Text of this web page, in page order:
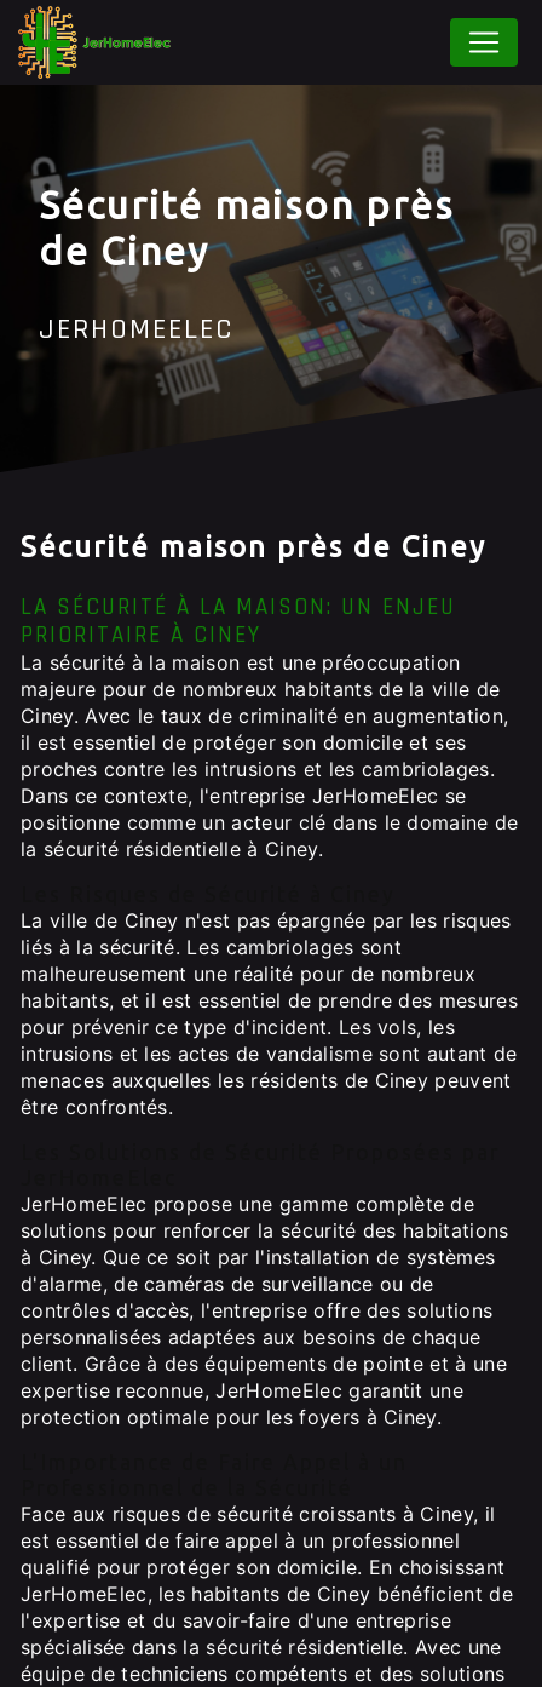
Sécurité maison près
de Ciney
JERHOMEELEC
Sécurité maison près de Ciney
LA SÉCURITÉ À LA MAISON: UN ENJEU
PRIORITAIRE À CINEY
La sécurité à la maison est une préoccupation
majeure pour de nombreux habitants de la ville de
Ciney. Avec le taux de criminalité en augmentation,
il est essentiel de protéger son domicile et ses
proches contre les intrusions et les cambriolages.
Dans ce contexte, l'entreprise JerHomeElec se
positionne comme un acteur clé dans le domaine de
la sécurité résidentielle à Ciney.
La ville de Ciney n'est pas épargnée par les risques
liés à la sécurité. Les cambriolages sont
malheureusement une réalité pour de nombreux
habitants, et il est essentiel de prendre des mesures
pour prévenir ce type d'incident. Les vols, les
intrusions et les actes de vandalisme sont autant de
menaces auxquelles les résidents de Ciney peuvent
être confrontés.
JerHomeElec propose une gamme complète de
solutions pour renforcer la sécurité des habitations
à Ciney. Que ce soit par l'installation de systèmes
d'alarme, de caméras de surveillance ou de
contrôles d'accès, l'entreprise offre des solutions
personnalisées adaptées aux besoins de chaque
client. Grâce à des équipements de pointe et à une
expertise reconnue, JerHomeElec garantit une
protection optimale pour les foyers à Ciney.
Face aux risques de sécurité croissants à Ciney, il
est essentiel de faire appel à un professionnel
qualifié pour protéger son domicile. En choisissant
JerHomeElec, les habitants de Ciney bénéficient de
l'expertise et du savoir-faire d'une entreprise
spécialisée dans la sécurité résidentielle. Avec une
équipe de techniciens compétents et des solutions
Panneau de gestion des cookies